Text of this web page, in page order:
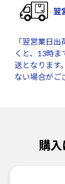
翌
「翌営業日
くと、13時
送となります
ない場合がご
購